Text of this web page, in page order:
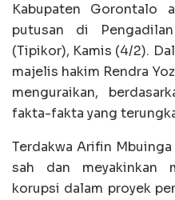
Kabupaten Gorontalo
putusan di
(Tipikor), Kamis (4/2).
majelis hakim Rendra
menguraikan,
fakta-fakta yang
Terdakwa Arifin
sah dan meyakinkan
korupsi dalam proyek